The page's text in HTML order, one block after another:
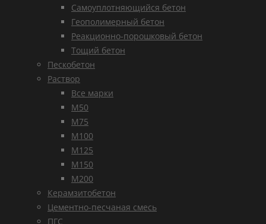
Самоуплотняющийся бетон
Геополимерный бетон
Реакционно-порошковый бетон
Тощий бетон
Пескобетон
Раствор
Все марки
М50
М75
М100
М125
М150
М200
Керамзитобетон
Цементно-песчаная смесь
ПГС